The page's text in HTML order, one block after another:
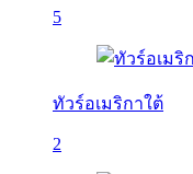
5
ทัวร์อเมริกาใต้
2